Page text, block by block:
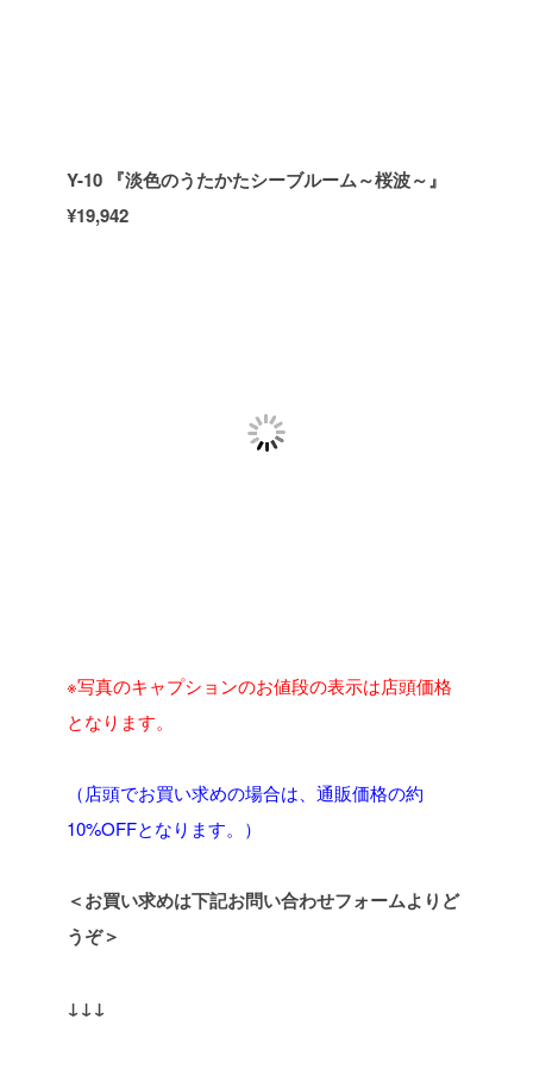
Y-10 『淡色のうたかたシーブルーム～桜波～』
¥19,942
※写真のキャプションのお値段の表示は店頭価格
となります。
（店頭でお買い求めの場合は、通販価格の約
10%OFFとなります。）
＜お買い求めは下記お問い合わせフォームよりど
うぞ＞
↓↓↓